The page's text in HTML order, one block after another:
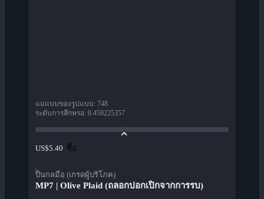
แม่แบบของรูปแบบ: 748
ระดับการสึกหรอ: 0.459225357
US$5.40 ซื้อ
ปืนกลมือ (เกรดผู้บริโภค)
MP7 | Olive Plaid (ถลอกปอกเปิกจากการรบ)